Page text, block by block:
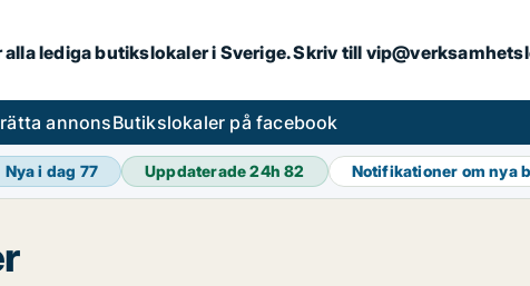
alla lediga butikslokaler i Sverige. Skriv till
annonsButikslokaler på facebook
Nya i dag 77 Uppdaterade 24h82 Notifikationer om nya